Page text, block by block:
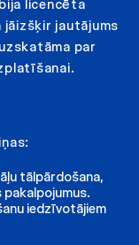
licencēta
jautājums
par
tālpārdošana,
iedzīvotājiem